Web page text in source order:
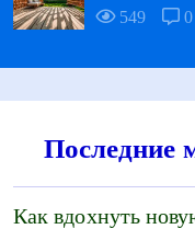
549 0
Последние
Как вдохнуть